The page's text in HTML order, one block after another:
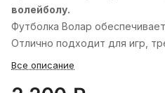
волейболу.
Футболка Волар
Отлично подходит для игр,
прогулок.
Все описание